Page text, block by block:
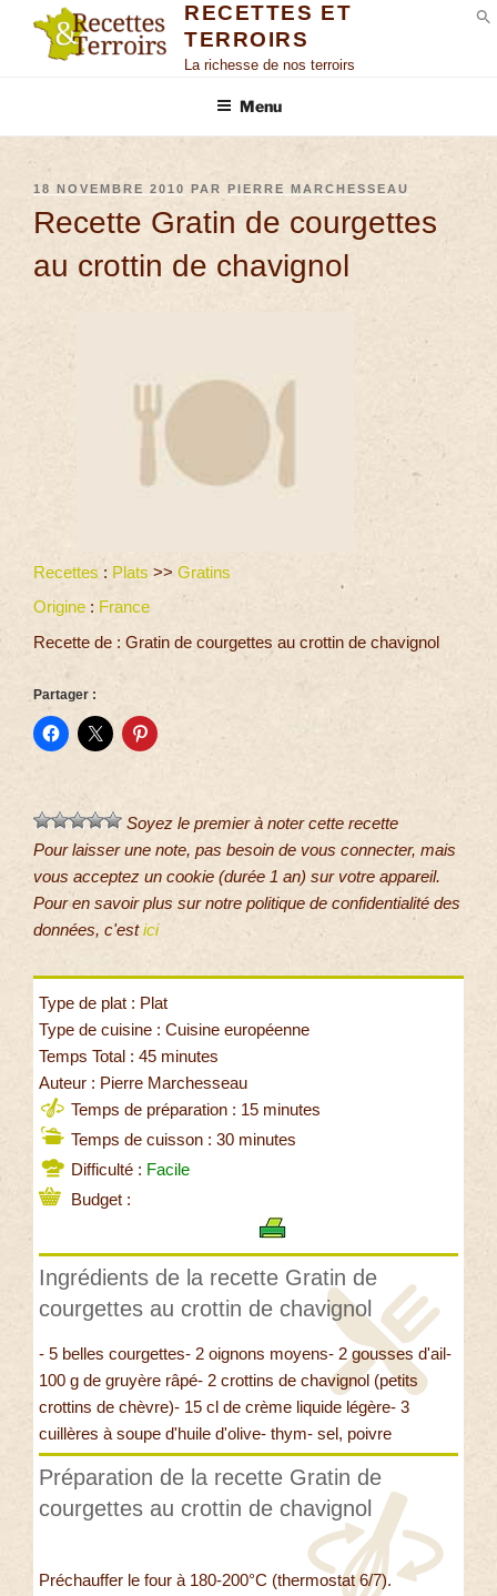
RECETTES ET
TERROIRS
La richesse de nos terroirs
Menu
18 NOVEMBRE 2010 PAR PIERRE MARCHESSEAU
Recette Gratin de courgettes
au crottin de chavignol
Recettes : Plats >> Gratins
Origine : France
Recette de : Gratin de courgettes au crottin de chavignol
Partager :
Soyez le premier à noter cette recette
Pour laisser une note, pas besoin de vous connecter, mais
vous acceptez un cookie (durée 1 an) sur votre appareil.
Pour en savoir plus sur notre politique de confidentialité des
données, c'estici
Type de plat : Plat
Type de cuisine : Cuisine européenne
Temps Total : 45 minutes
Auteur : Pierre Marchesseau
Temps de préparation : 15 minutes
Temps de cuisson : 30 minutes
Difficulté : Facile
Budget :
Ingrédients de la recette Gratin de
courgettes au crottin de chavignol
- 5 belles courgettes- 2 oignons moyens- 2 gousses d'ail-
100 g de gruyère râpé- 2 crottins de chavignol (petits
crottins de chèvre)- 15 cl de crème liquide légère- 3
cuillères à soupe d'huile d'olive- thym- sel, poivre
Préparation de la recette Gratin de
courgettes au crottin de chavignol
Préchauffer le four à 180-200°C (thermostat 6/7).